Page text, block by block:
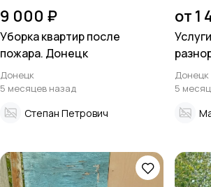
9 000 ₽
Уборка квартир после
пожара. Донецк
Донецк
5 месяцев назад
Степан Петрович
от 1
Донецк
5